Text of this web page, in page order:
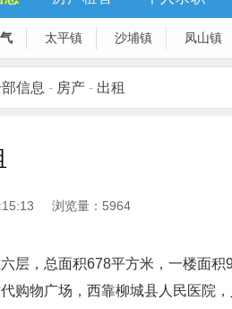
太平镇 沙埔镇 凤山镇
信息 - 房产 - 出租
浏览量：5964
层，总面积678平方米，一楼面
购物广场，西靠柳城县人民医院